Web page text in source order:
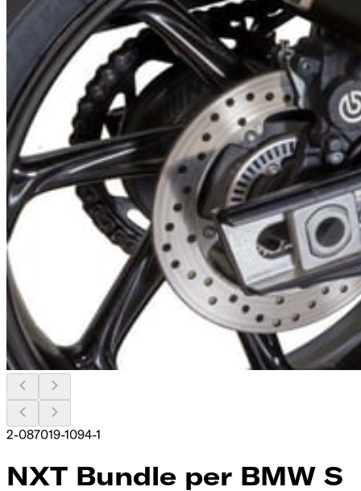
2-087019-1094-1
NXT Bundle per BMW S